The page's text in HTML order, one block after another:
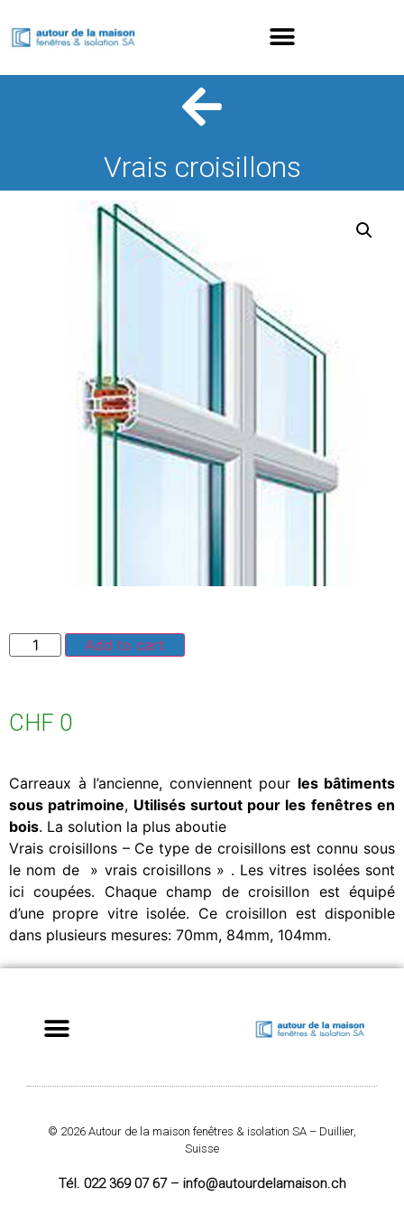
Vrais croisillons
Add to cart
CHF 0
Carreaux à l’ancienne, conviennent pour les bâtiments
sous patrimoine, Utilisés surtout pour les fenêtres en
bois. La solution la plus aboutie
Vrais croisillons – Ce type de croisillons est connu sous
le nom de » vrais croisillons » . Les vitres isolées sont
ici coupées. Chaque champ de croisillon est équipé
d’une propre vitre isolée. Ce croisillon est disponible
dans plusieurs mesures: 70mm, 84mm, 104mm.
© 2026 Autour de la maison fenêtres & isolation SA – Duillier,
Suisse
Tél. 022 369 07 67 – info@autourdelamaison.ch